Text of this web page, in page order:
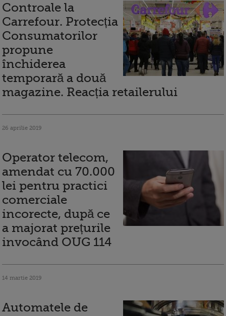
Controale la
Carrefour. Protecția
Consumatorilor
propune
închiderea
temporară a două
magazine. Reacția retailerului
26 aprilie 2019
Operator telecom,
amendat cu 70.000
lei pentru practici
comerciale
incorecte, după ce
a majorat prețurile
invocând OUG 114
14 martie 2019
Automatele de